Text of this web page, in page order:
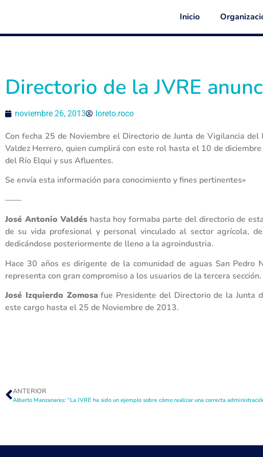
Inicio
Directorio de la JVRE
noviembre 26, 2013 loreto.roco
Con fecha 25 de Noviembre el Directorio de Junta de Vigilancia
Valdez Herrero, quien cumplirá con este rol hasta el 10 de
del Río Elqui y sus Afluentes.
Se envía esta información para conocimiento y fines pertinentes»
——
José Antonio Valdés hasta hoy formaba parte del directorio de
de su vida profesional y personal vinculado al sector agrícola,
dedicándose posteriormente de lleno a la agroindustria.
Hace 30 años es dirigente de la comunidad de aguas San
representa con gran compromiso a los usuarios de la tercera sección.
José Izquierdo Zomosafue Presidente del Directorio de la Junta
este cargo hasta el 25 de Noviembre de 2013.
ANTERIOR